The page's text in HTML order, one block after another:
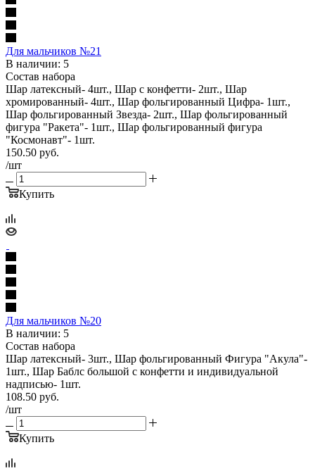
Для мальчиков №21
В наличии: 5
Состав набора
Шар латексный- 4шт., Шар с конфетти- 2шт., Шар
хромированный- 4шт., Шар фольгированный Цифра- 1шт.,
Шар фольгированный Звезда- 2шт., Шар фольгированный
фигура "Ракета"- 1шт., Шар фольгированный фигура
"Космонавт"- 1шт.
150.50 руб.
/шт
Купить
Для мальчиков №20
В наличии: 5
Состав набора
Шар латексный- 3шт., Шар фольгированный Фигура "Акула"-
1шт., Шар Баблс большой с конфетти и индивидуальной
надписью- 1шт.
108.50 руб.
/шт
Купить